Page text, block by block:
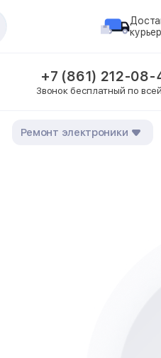
+7 (861) 212-08-
Звонок бесплатный по
Ремонт электроники